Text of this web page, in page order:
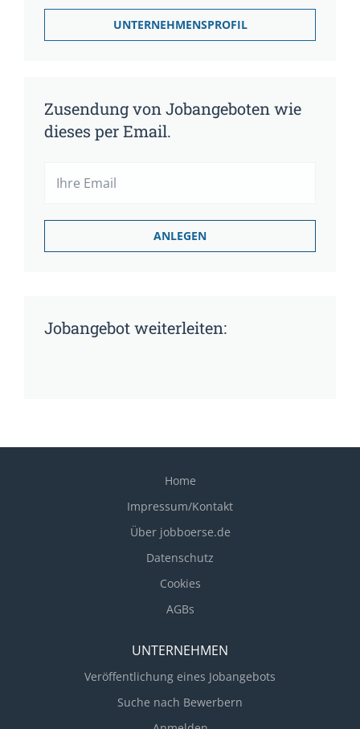
UNTERNEHMENSPROFIL
Zusendung von Jobangeboten wie
dieses per Email.
Jobangebot weiterleiten:
Home
Impressum/Kontakt
Über jobboerse.de
Datenschutz
Cookies
AGBs
UNTERNEHMEN
Veröffentlichung eines Jobangebots
Suche nach Bewerbern